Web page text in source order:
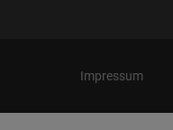
Impressum